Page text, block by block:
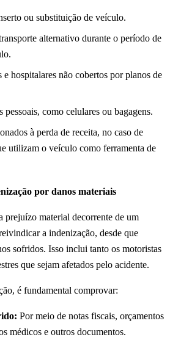
ou substituição de veículo.
alternativo durante o período de
e hospitalares não cobertos por planos de
pessoais, como celulares ou bagagens.
à perda de receita, no caso de
utilizam o veículo como ferramenta de
por danos materiais
prejuízo material decorrente de um
a indenização, desde que
sofridos. Isso inclui tanto os motoristas
que sejam afetados pelo acidente.
é fundamental comprovar:
Por meio de notas fiscais, orçamentos
médicos e outros documentos.